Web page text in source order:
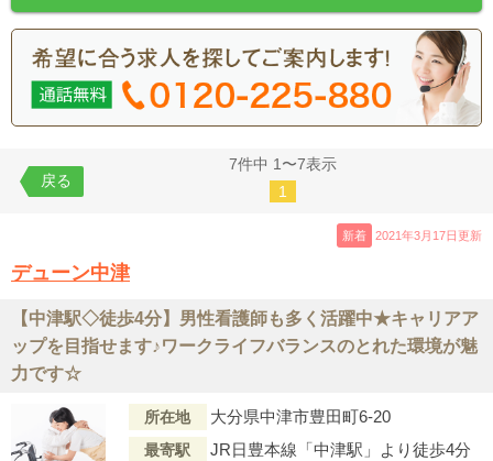
7件中 1〜7表示
1
戻る
新着 2021年3月17日更新
デューン中津
【中津駅◇徒歩4分】男性看護師も多く活躍中★キャリアア
ップを目指せます♪ワークライフバランスのとれた環境が魅
力です☆
所在地 大分県中津市豊田町6-20
最寄駅 JR日豊本線「中津駅」より徒歩4分